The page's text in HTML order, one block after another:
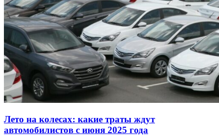
Лето на колесах: какие траты ждут
автомобилистов с июня 2025 года